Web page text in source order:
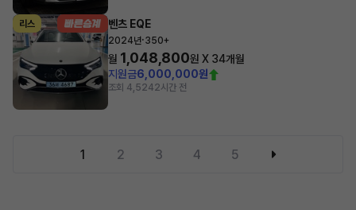
리스 벤츠 EQE
2024년·350+
월 1,048,800원 X 34개월
지원금6,000,000원
조회 4,5242시간 전
1 2 3 4 5